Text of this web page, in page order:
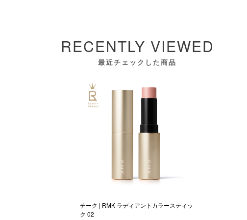
RECENTLY VIEWED
最近チェックした商品
チーク | RMK ラディアントカラースティッ
ク 02